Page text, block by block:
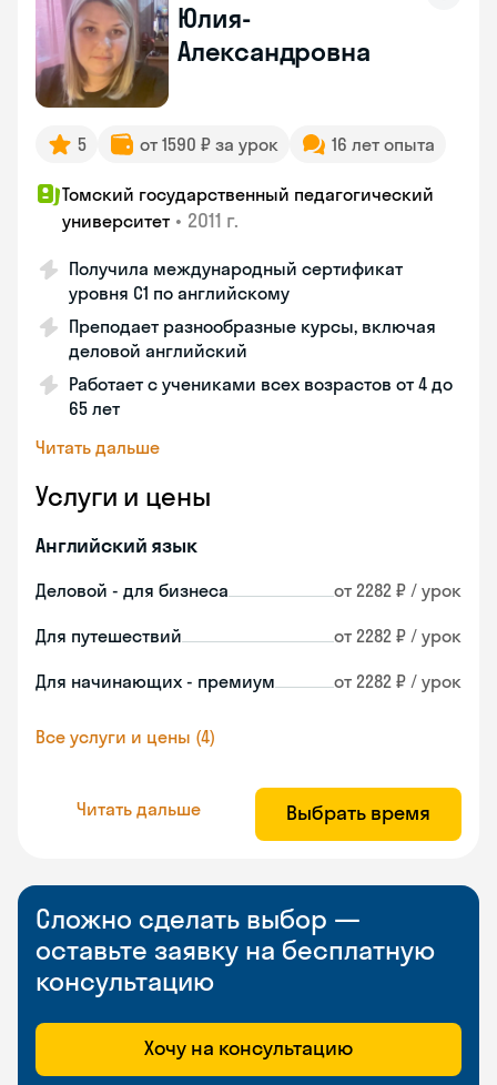
Юлия-
Александровна
5 от 1590 ₽ за урок 16 лет опыта
Томский государственный педагогический
университет • 2011 г.
Получила международный сертификат
уровня C1 по английскому
Преподает разнообразные курсы, включая
деловой английский
Работает с учениками всех возрастов от 4 до
65 лет
Читать дальше
Услуги и цены
Английский язык
Деловой - для бизнеса от 2282 ₽ / урок
Для путешествий от 2282 ₽ / урок
Для начинающих - премиум от 2282 ₽ / урок
Все услуги и цены (4)
Читать дальше Выбрать время
Сложно сделать выбор —
оставьте заявку на бесплатную
консультацию
Хочу на консультацию